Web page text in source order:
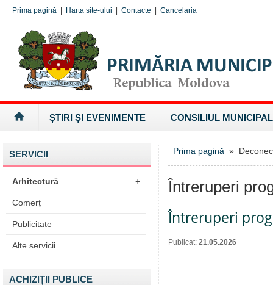
Prima pagină Harta site-ului Contacte Cancelaria
ȘTIRI ȘI EVENIMENTE CONSILIUL MUNICIPAL
SERVICII
Arhitectură +
Comerț
Publicitate
Alte servicii
ACHIZIȚII PUBLICE
Prima pagină »
Întreruperi
Întreruperi
Publicat: 21.05.2026